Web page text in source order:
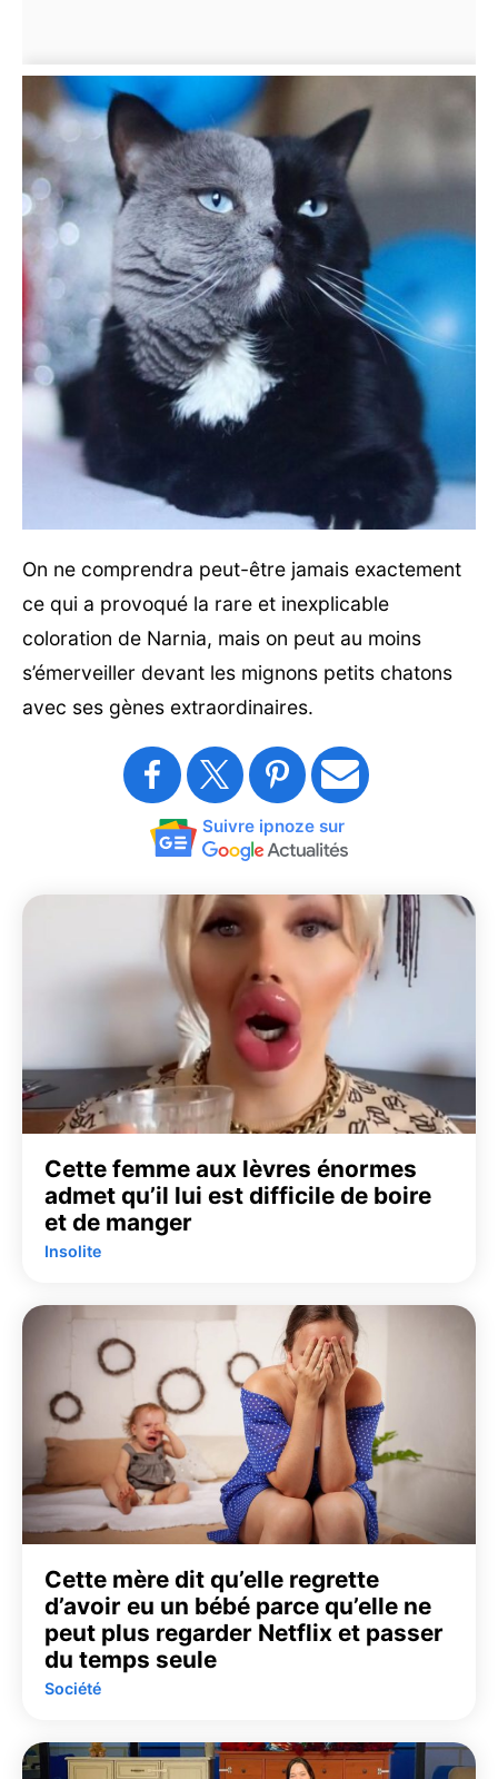
On ne comprendra peut-être jamais exactement
ce qui a provoqué la rare et inexplicable
coloration de Narnia, mais on peut au moins
s’émerveiller devant les mignons petits chatons
avec ses gènes extraordinaires.
Suivre ipnoze sur
Cette femme aux lèvres énormes
admet qu’il lui est difficile de boire
et de manger
Insolite
Cette mère dit qu’elle regrette
d’avoir eu un bébé parce qu’elle ne
peut plus regarder Netflix et passer
du temps seule
Société